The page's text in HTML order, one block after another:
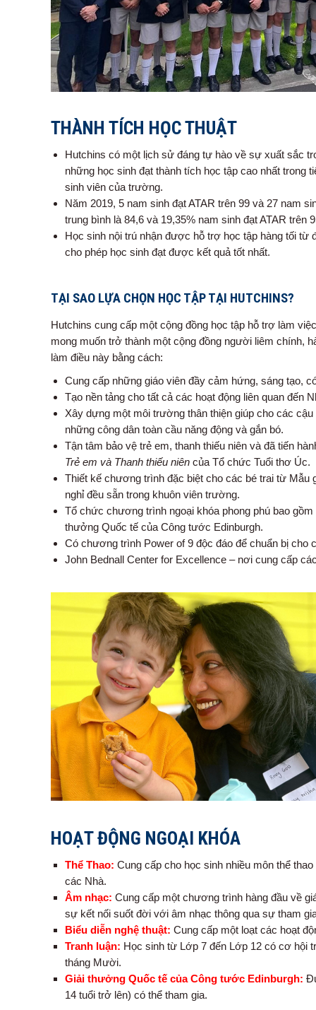
THÀNH TÍCH HỌC THUẬT
Hutchins có một lịch sử đáng tự hào về sự xuất sắc
những học sinh đạt thành tích học tập cao nhất trong
sinh viên của trường.
Năm 2019, 5 nam sinh đạt ATAR trên 99 và 27 nam
trung bình là 84,6 và 19,35% nam sinh đạt ATAR trên
Học sinh nội trú nhận được hỗ trợ học tập hàng tối
cho phép học sinh đạt được kết quả tốt nhất.
TẠI SAO LỰA CHỌN HỌC TẬP TẠI HUTCHINS?
Hutchins cung cấp một cộng đồng học tập hỗ trợ làm
mong muốn trở thành một cộng đồng người liêm chính,
làm điều này bằng cách:
Cung cấp những giáo viên đầy cảm hứng, sáng tạo,
Tạo nền tảng cho tất cả các hoạt động liên quan đến
Xây dựng một môi trường thân thiện giúp cho các
những công dân toàn cầu năng động và gắn bó.
Tận tâm bảo vệ trẻ em, thanh thiếu niên và đã tiến
Trẻ em và Thanh thiếu niên của Tổ chức Tuổi thơ Úc.
Thiết kế chương trình đặc biệt cho các bé trai từ
nghỉ đều sẵn trong khuôn viên trường.
Tổ chức chương trình ngoại khóa phong phú bao
thưởng Quốc tế của Công tước Edinburgh.
Có chương trình Power of 9 độc đáo để chuẩn bị cho
John Bednall Center for Excellence – nơi cung cấp
HOẠT ĐỘNG NGOẠI KHÓA
Thể Thao: Cung cấp cho học sinh nhiều môn thể
các Nhà.
Âm nhạc: Cung cấp một chương trình hàng đầu về
sự kết nối suốt đời với âm nhạc thông qua sự tham
Biểu diễn nghệ thuật: Cung cấp một loạt các hoạt
Tranh luận: Học sinh từ Lớp 7 đến Lớp 12 có cơ hội
tháng Mười.
Giải thưởng Quốc tế của Công tước Edinburgh:
14 tuổi trở lên) có thể tham gia.